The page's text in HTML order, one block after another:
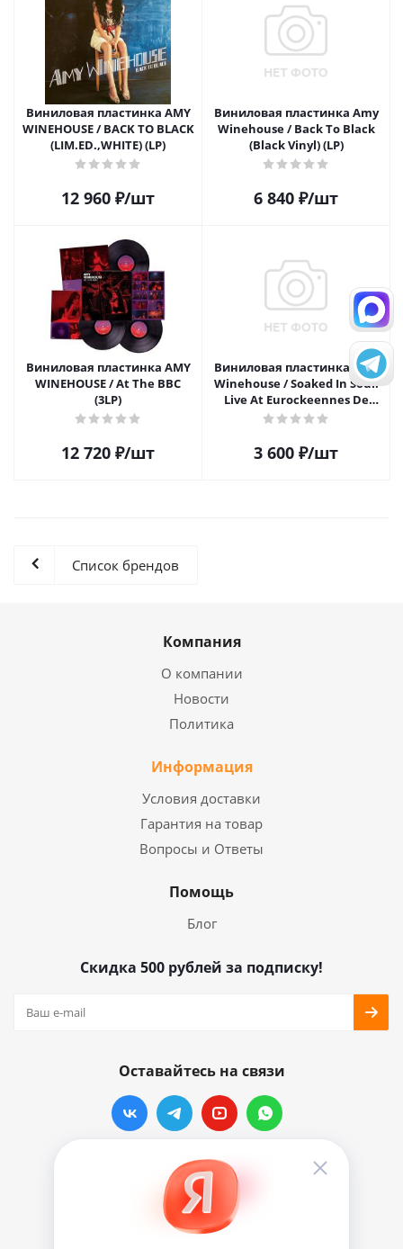
Виниловая пластинка AMY
WINEHOUSE / BACK TO BLACK
(LIM.ED.,WHITE) (LP)
12 960 ₽/шт
Виниловая пластинка Amy
Winehouse / Back To Black
(Black Vinyl) (LP)
6 840 ₽/шт
Виниловая пластинка AMY
WINEHOUSE / At The BBC
(3LP)
12 720 ₽/шт
Виниловая пластинка Amy
Winehouse / Soaked In Soul:
Live At Eurockeennes De
Belfort. France. Jun 29Th 2007
3 600 ₽/шт
Список брендов
Компания
О компании
Новости
Политика
Информация
Условия доставки
Гарантия на товар
Вопросы и Ответы
Помощь
Блог
Скидка 500 рублей за подписку!
Оставайтесь на связи
Наши контакты
info@vinylmarkt.ru